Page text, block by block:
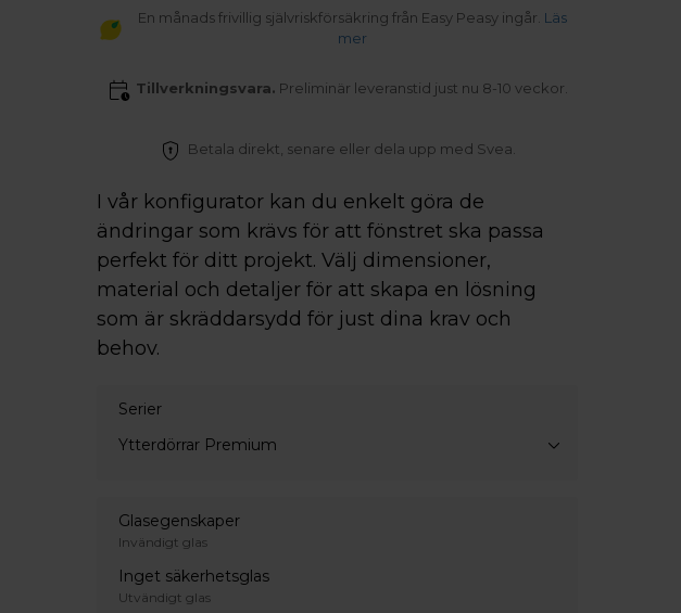
En månads frivillig självriskförsäkring från Easy Peasy ingår. Läs
mer
Tillverkningsvara. Preliminär leveranstid just nu 8-10 veckor.
Betala direkt, senare eller dela upp med Svea.
I vår konfigurator kan du enkelt göra de
ändringar som krävs för att fönstret ska passa
perfekt för ditt projekt. Välj dimensioner,
material och detaljer för att skapa en lösning
som är skräddarsydd för just dina krav och
behov.
Serier
Ytterdörrar Premium
Glasegenskaper
Invändigt glas
Inget säkerhetsglas
Utvändigt glas